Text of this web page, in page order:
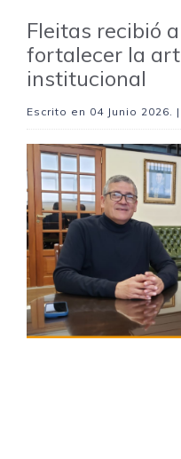
Fleitas recibió
fortalecer la
institucional
Escrito en 04 Junio 2026.